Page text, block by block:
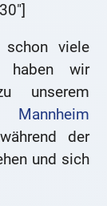
schon viele
haben wir
unserem
Mannheim
der
und sich